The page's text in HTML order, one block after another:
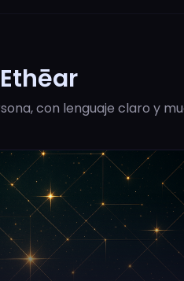
con lenguaje claro y